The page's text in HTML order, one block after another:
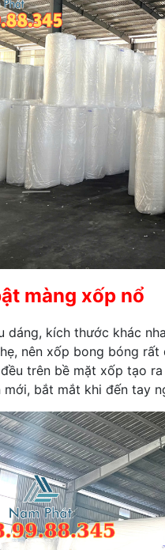
màng xốp nổ
dáng, kích thước khác
nên xốp bong bóng rất
trên bề mặt xốp tạo
bắt mắt khi đến tay